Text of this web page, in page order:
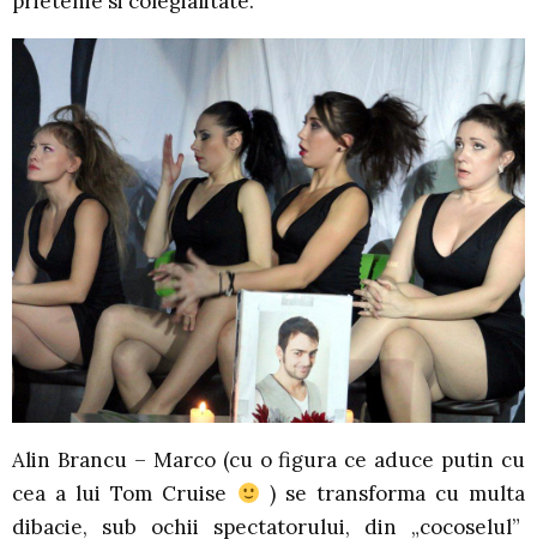
Alin Brancu – Marco (cu o figura ce aduce putin cu
cea a lui Tom Cruise
) se transforma cu multa
dibacie, sub ochii spectatorului, din „cocoselul”